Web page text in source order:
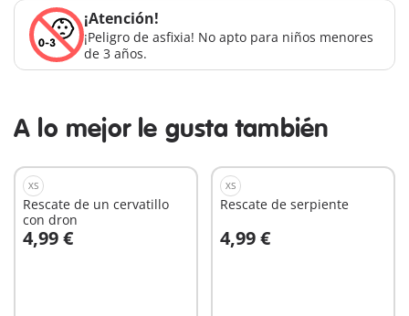
¡Atención!
¡Peligro de asfixia! No apto para niños menores
de 3 años.
A lo mejor le gusta también
XS
Rescate de un cervatillo
con dron
4,99 €
A la cesta
XS
Rescate de serpiente
4,99 €
A la cesta